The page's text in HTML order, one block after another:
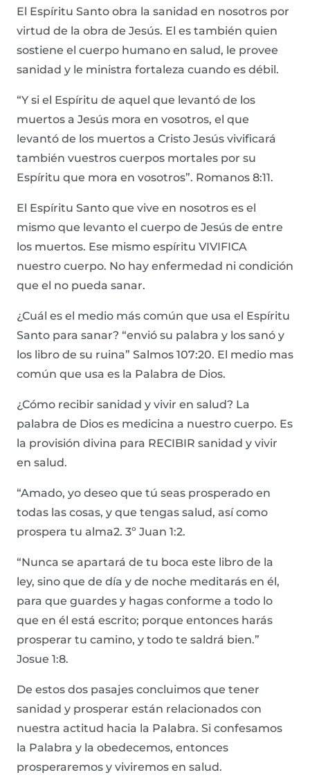
El Espíritu Santo obra la sanidad en nosotros por
virtud de la obra de Jesús. El es también quien
sostiene el cuerpo humano en salud, le provee
sanidad y le ministra fortaleza cuando es débil.
“Y si el Espíritu de aquel que levantó de los
muertos a Jesús mora en vosotros, el que
levantó de los muertos a Cristo Jesús vivificará
también vuestros cuerpos mortales por su
Espíritu que mora en vosotros”. Romanos 8:11.
El Espíritu Santo que vive en nosotros es el
mismo que levanto el cuerpo de Jesús de entre
los muertos. Ese mismo espíritu VIVIFICA
nuestro cuerpo. No hay enfermedad ni condición
que el no pueda sanar.
¿Cuál es el medio más común que usa el Espíritu
Santo para sanar? “envió su palabra y los sanó y
los libro de su ruina” Salmos 107:20. El medio mas
común que usa es la Palabra de Dios.
¿Cómo recibir sanidad y vivir en salud? La
palabra de Dios es medicina a nuestro cuerpo. Es
la provisión divina para RECIBIR sanidad y vivir
en salud.
“Amado, yo deseo que tú seas prosperado en
todas las cosas, y que tengas salud, así como
prospera tu alma2. 3º Juan 1:2.
“Nunca se apartará de tu boca este libro de la
ley, sino que de día y de noche meditarás en él,
para que guardes y hagas conforme a todo lo
que en él está escrito; porque entonces harás
prosperar tu camino, y todo te saldrá bien.”
Josue 1:8.
De estos dos pasajes concluimos que tener
sanidad y prosperar están relacionados con
nuestra actitud hacia la Palabra. Si confesamos
la Palabra y la obedecemos, entonces
prosperaremos y viviremos en salud.